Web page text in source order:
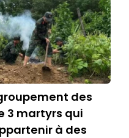
des
3 martyrs qui
à des